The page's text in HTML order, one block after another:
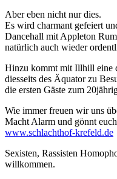
Aber eben nicht nur dies.
Es wird charmant gefeiert
Dancehall mit Appleton
natürlich auch wieder
Hinzu kommt mit Illhill eine
diesseits des Äquator zu
die ersten Gäste zum
Wie immer freuen wir uns
Macht Alarm und gönnt
www.schlachthof-krefeld.de
Sexisten, Rassisten
willkommen.